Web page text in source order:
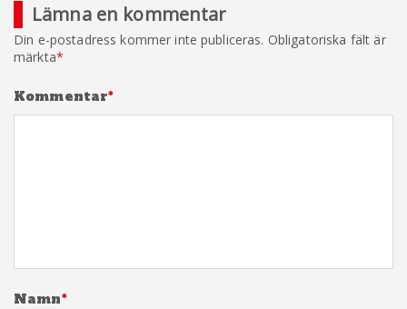
Lämna en kommentar
Din e-postadress kommer inte publiceras. Obligatoriska fält är
märkta*
Kommentar*
Namn*